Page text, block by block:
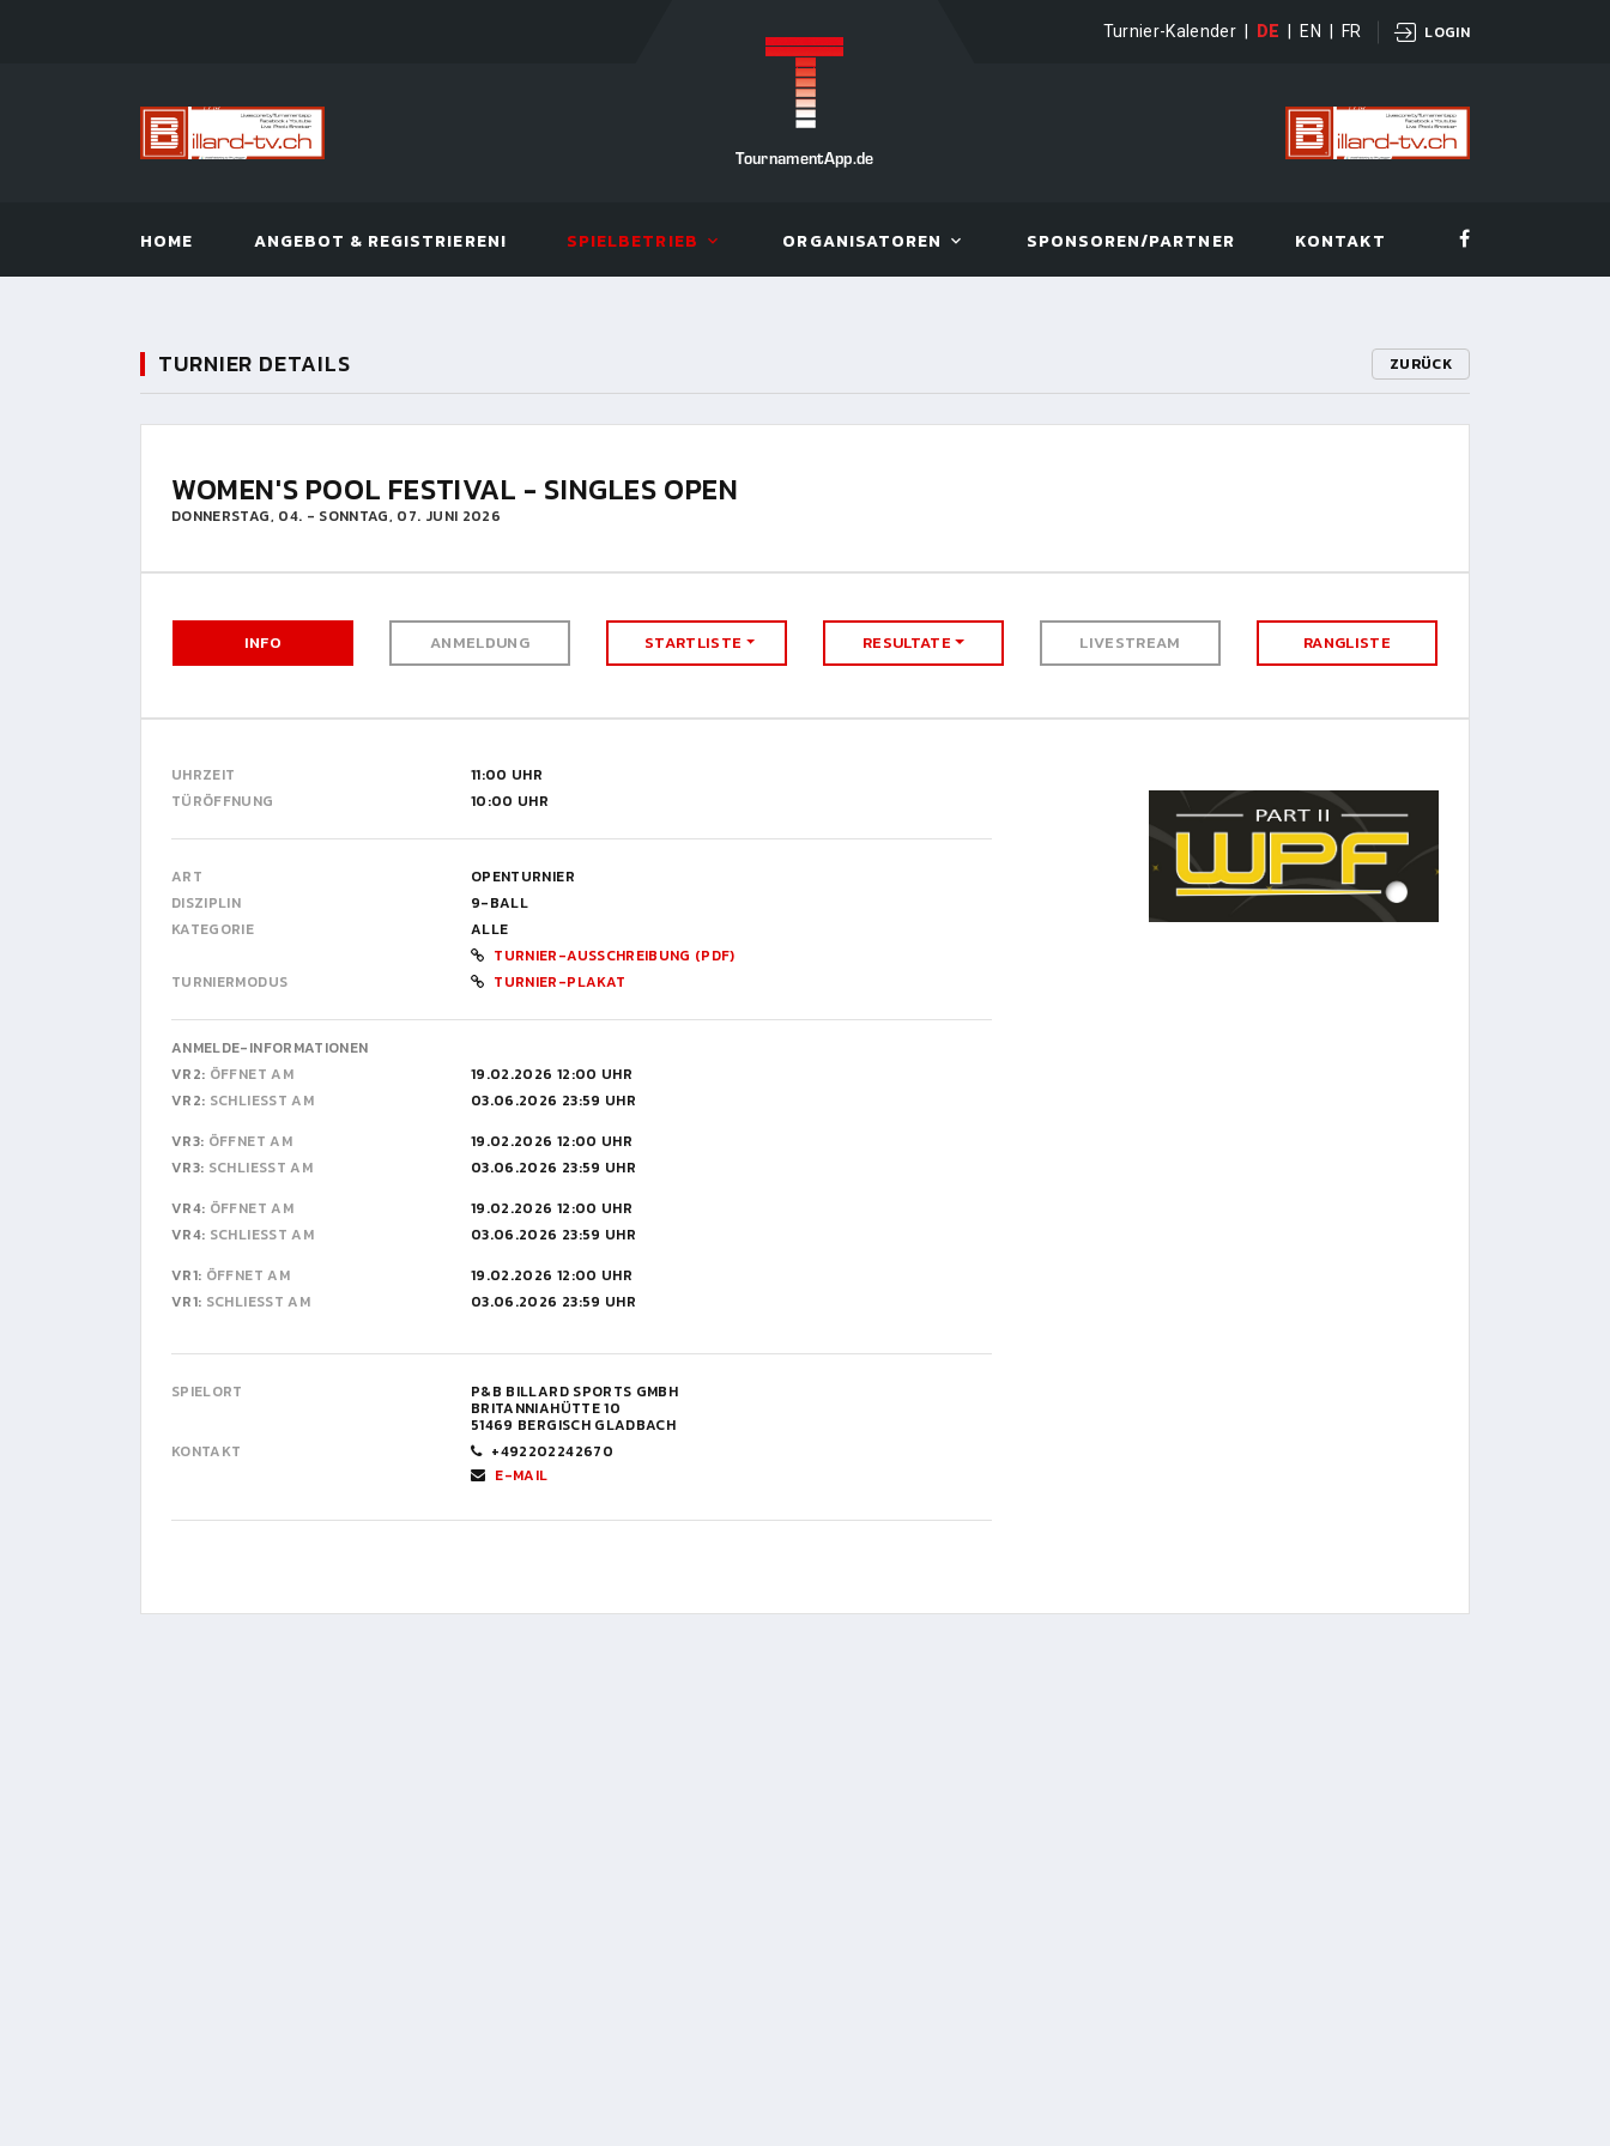
Turnier-Kalender DE EN FR LOGIN
TournamentApp.de
HOME ANGEBOT & REGISTRIEREN! SPIELBETRIEB ORGANISATOREN SPONSOREN/PARTNER KONTAKT
TURNIER DETAILS ZURÜCK
WOMEN'S POOL FESTIVAL - SINGLES OPEN
DONNERSTAG, 04. - SONNTAG, 07. JUNI 2026
INFO ANMELDUNG STARTLISTE RESULTATE LIVESTREAM RANGLISTE
UHRZEIT
11:00 UHR
TÜRÖFFNUNG
10:00 UHR
ART
OPENTURNIER
DISZIPLIN
9-BALL
KATEGORIE
ALLE
TURNIER-AUSSCHREIBUNG (PDF)
TURNIERMODUS
TURNIER-PLAKAT
ANMELDE-INFORMATIONEN
VR2: ÖFFNET AM
19.02.2026 12:00 UHR
VR2: SCHLIESST AM
03.06.2026 23:59 UHR
VR3: ÖFFNET AM
19.02.2026 12:00 UHR
VR3: SCHLIESST AM
03.06.2026 23:59 UHR
VR4: ÖFFNET AM
19.02.2026 12:00 UHR
VR4: SCHLIESST AM
03.06.2026 23:59 UHR
VR1: ÖFFNET AM
19.02.2026 12:00 UHR
VR1: SCHLIESST AM 03.06.2026 23:59 UHR
SPIELORT P&B BILLARD SPORTS GMBH
BRITANNIAHÜTTE 10
51469 BERGISCH GLADBACH
KONTAKT
+492202242670
E-MAIL